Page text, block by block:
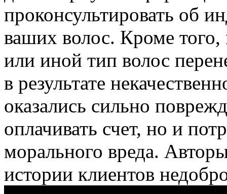
проконсультировать об
ваших волос. Кроме того,
или иной тип волос
в результате
оказались сильно
оплачивать счет, но и
морального вреда.
истории клиентов